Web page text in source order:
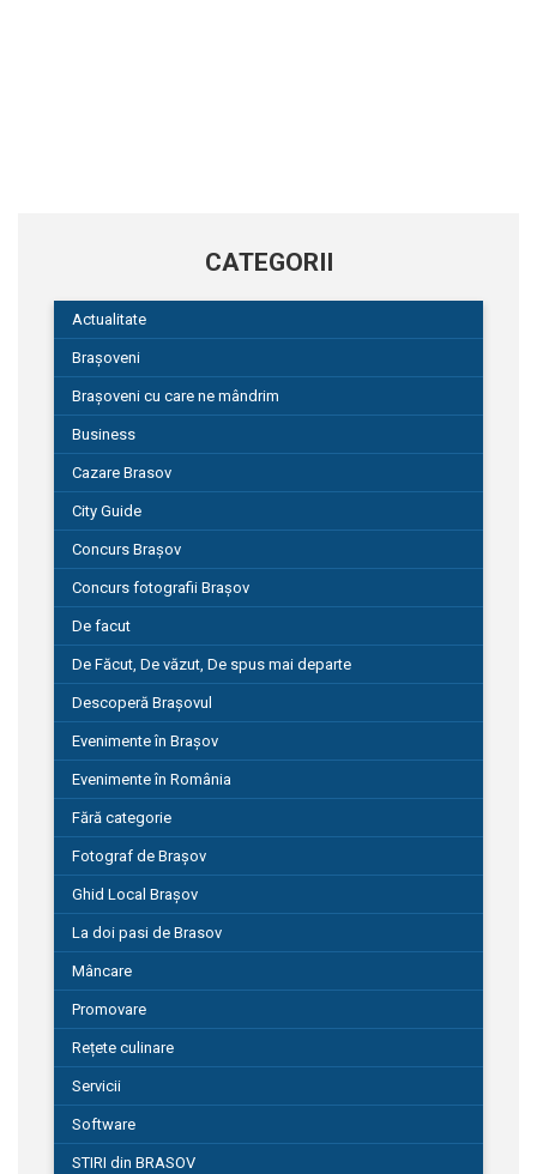
CATEGORII
Actualitate
Brașoveni
Brașoveni cu care ne mândrim
Business
Cazare Brasov
City Guide
Concurs Brașov
Concurs fotografii Brașov
De facut
De Făcut, De văzut, De spus mai departe
Descoperă Brașovul
Evenimente în Brașov
Evenimente în România
Fără categorie
Fotograf de Brașov
Ghid Local Brașov
La doi pasi de Brasov
Mâncare
Promovare
Rețete culinare
Servicii
Software
STIRI din BRASOV